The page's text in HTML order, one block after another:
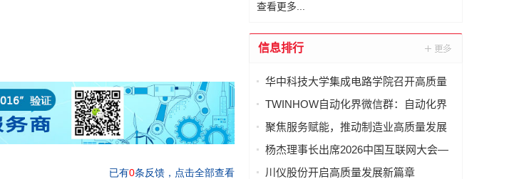
查看更多...
信息排行
华中科技大学集成电路学院召开高质量
发展论坛暨2025年度总结表彰会
TWINHOW自动化界微信群：自动化界
微信联盟群分行业入口导航
聚焦服务赋能，推动制造业高质量发展
——“服务型制造万里行”走进湖南常德
杨杰理事长出席2026中国互联网大会—
算电协同高质量发展会议并致辞
川仪股份开启高质量发展新篇章